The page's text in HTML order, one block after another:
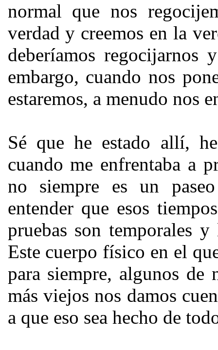
normal que nos
verdad y creemos en la
deberíamos regocijarnos
embargo, cuando nos
estaremos, a menudo nos
Sé que he estado allí,
cuando me enfrentaba a
no siempre es un
entender que esos
pruebas son temporales
Este cuerpo físico en el
para siempre, algunos de
más viejos nos damos
a que eso sea hecho de